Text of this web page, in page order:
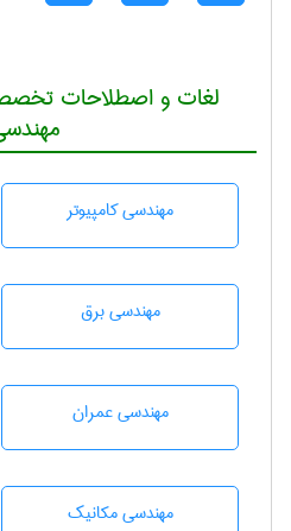
لغات و اصطلاحات
مهندسی كامپيوتر
مهندسی برق
مهندسی عمران
مهندسی مکانیک